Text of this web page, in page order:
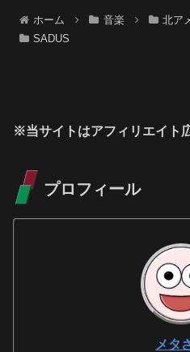
ホーム 音楽
北ア
SADUS
※当サイトはアフィリエイト
プロフィール
メタ